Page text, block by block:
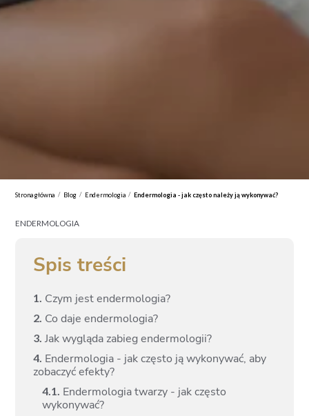
Strona główna / Blog / Endermologia / Endermologia - jak często należy ją wykonywać?
ENDERMOLOGIA
Spis treści
1. Czym jest endermologia?
2. Co daje endermologia?
3. Jak wygląda zabieg endermologii?
4. Endermologia - jak często ją wykonywać, aby
zobaczyć efekty?
4. 1.
Endermologia twarzy - jak często
wykonywać?